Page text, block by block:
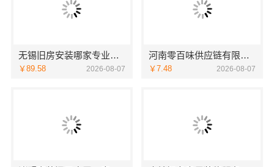
无锡旧房安装哪家专业？无锡亿莱居装饰工程材料有限公司标准化施工
￥89.58 2026-08-07
河南零百味供应链有限公司全程护航量贩零食铺无忧经营
￥7.48 2026-08-07